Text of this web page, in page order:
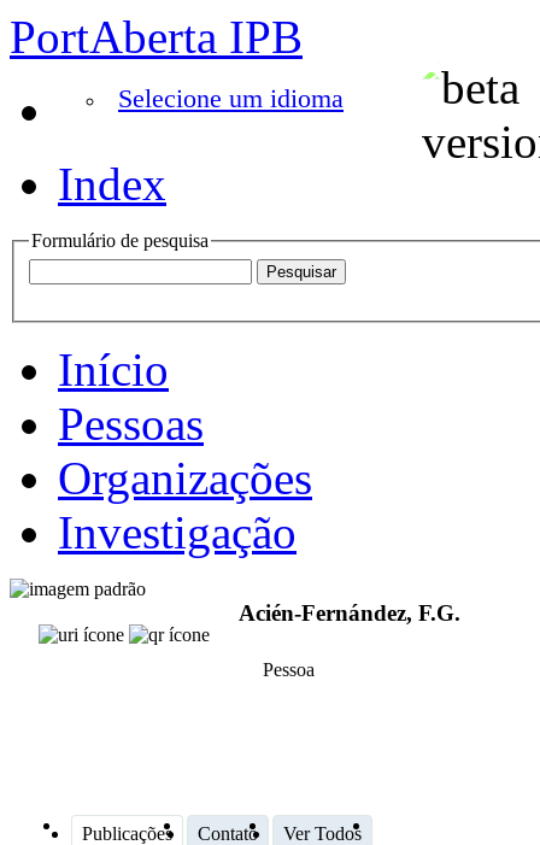
PortAberta IPB
Selecione um idioma
Index
Formulário de pesquisa
Início
Pessoas
Organizações
Investigação
Acién-Fernández, F.G.
Pessoa
Publicações Contato Ver Todos